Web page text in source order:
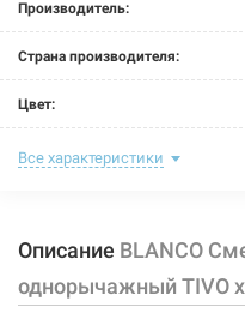
Производитель:
Страна производителя:
Цвет:
Назначение смесителя:
Размер картриджа:
Тип конструкции:
Все характеристики
Описание BLANCO
однорычажный TIVO